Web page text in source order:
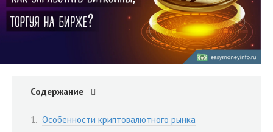
Содержание
Особенности криптовалютного рынка